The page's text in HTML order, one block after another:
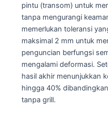
pintu (transom) untuk
tanpa mengurangi
memerlukan toleransi
maksimal 2 mm untuk
penguncian berfungsi
mengalami deformasi.
hasil akhir menunjukkan
hingga 40%
tanpa grill.